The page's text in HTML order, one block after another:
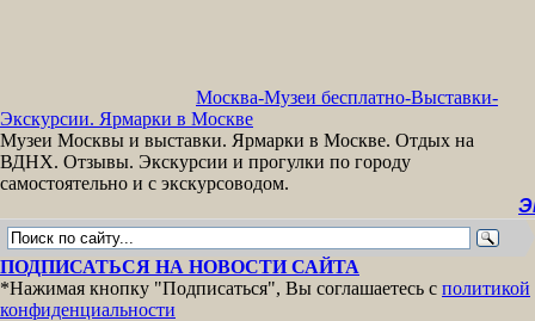
Москва-Музеи бесплатно-Выставки-
Экскурсии. Ярмарки в Москве
Музеи Москвы и выставки. Ярмарки в Москве. Отдых на
ВДНХ. Отзывы. Экскурсии и прогулки по городу
самостоятельно и с экскурсоводом.
ПОДПИСАТЬСЯ НА НОВОСТИ САЙТА
*Нажимая кнопку "Подписаться", Вы соглашаетесь с политикой
конфиденциальности